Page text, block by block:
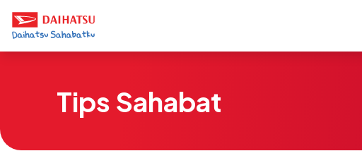
Tips Sahabat